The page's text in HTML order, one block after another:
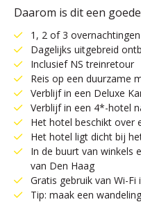
Daarom is dit een
1, 2 of 3 overnachtingen
Dagelijks uitgebreid
Inclusief NS treinretour
Reis op een duurzame
Verblijf in een Deluxe
Verblijf in een 4*-hotel
Het hotel beschikt over
Het hotel ligt dicht bij
In de buurt van winkels
van Den Haag
Gratis gebruik van Wi-Fi
Tip: maak een